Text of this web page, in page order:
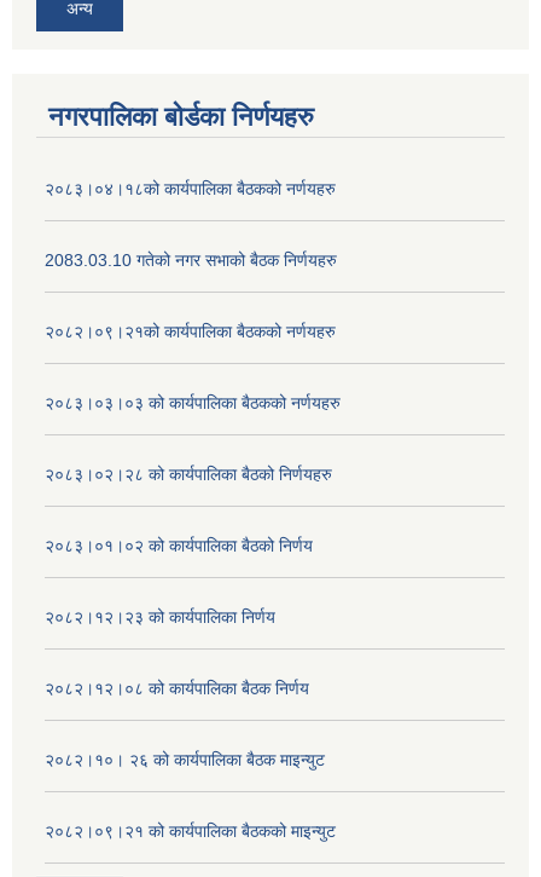
अन्य
नगरपालिका बोर्डका निर्णयहरु
२०८३।०४।१८को कार्यपालिका बैठकको नर्णयहरु
2083.03.10 गतेको नगर सभाको बैठक निर्णयहरु
२०८२।०९।२१को कार्यपालिका बैठकको नर्णयहरु
२०८३।०३।०३ को कार्यपालिका बैठकको नर्णयहरु
२०८३।०२।२८ को कार्यपालिका बैठको निर्णयहरु
२०८३।०१।०२ को कार्यपालिका बैठको निर्णय
२०८२।१२।२३ को कार्यपालिका निर्णय
२०८२।१२।०८ को कार्यपालिका बैठक निर्णय
२०८२।१०। २६ को कार्यपालिका बैठक माइन्युट
२०८२।०९।२१ को कार्यपालिका बैठकको माइन्युट